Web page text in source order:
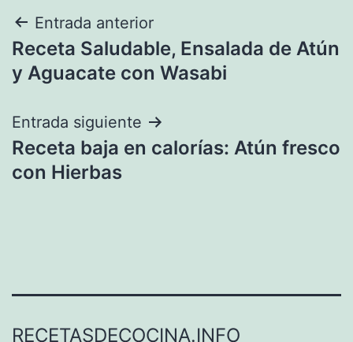
Navegación
de
Entrada anterior
Receta Saludable, Ensalada de Atún
y Aguacate con Wasabi
Entrada siguiente
Receta baja en calorías: Atún fresco
con Hierbas
RECETASDECOCINA.INFO